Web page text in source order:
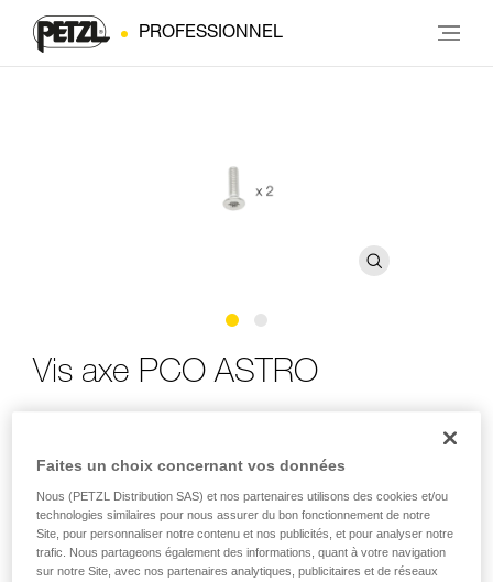
PROFESSIONNEL
Vis axe PCO ASTRO
Vis pour l'axe du point ventral ouvrable ASTRO (pack de
Vis de rechange pour l'axe du point ventral ouvrable des
harnais de la gamme ASTRO, vendus par 2. Disponible en
versions européenne et internationale.
Faites un choix concernant vos données
Nous (PETZL Distribution SAS) et nos partenaires utilisons des cookies et/ou
technologies similaires pour nous assurer du bon fonctionnement de notre
Site, pour personnaliser notre contenu et nos publicités, et pour analyser notre
trafic. Nous partageons également des informations, quant à votre navigation
sur notre Site, avec nos partenaires analytiques, publicitaires et de réseaux